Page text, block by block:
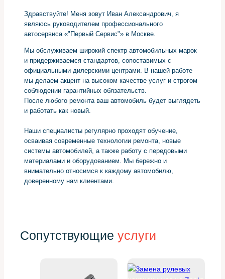
Здравствуйте! Меня зовут Иван Александрович, я
являюсь руководителем профессионального
автосервиса «"Первый Сервис"» в Москве.
Мы обслуживаем широкий спектр автомобильных марок
и придерживаемся стандартов, сопоставимых с
официальными дилерскими центрами. В нашей работе
мы делаем акцент на высоком качестве услуг и строгом
соблюдении гарантийных обязательств.
После любого ремонта ваш автомобиль будет выглядеть
и работать как новый.
Наши специалисты регулярно проходят обучение,
осваивая современные технологии ремонта, новые
системы автомобилей, а также работу с передовыми
материалами и оборудованием. Мы бережно и
внимательно относимся к каждому автомобилю,
доверенному нам клиентами.
Сопутствующие услуги